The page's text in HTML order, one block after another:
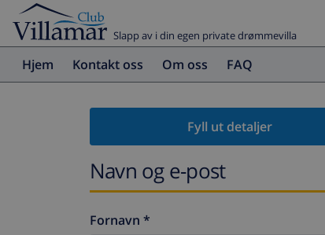
Slapp av i din egen private drømmevilla
Hjem Kontakt oss Om oss FAQ
Fyll ut detaljer
Navn og e-post
Fornavn *